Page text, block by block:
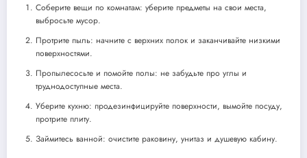
Соберите вещи по комнатам: уберите предметы на свои места,
выбросьте мусор.
Протрите пыль: начните с верхних полок и заканчивайте низкими
поверхностями.
Пропылесосьте и помойте полы: не забудьте про углы и
труднодоступные места.
Уберите кухню: продезинфицируйте поверхности, вымойте посуду,
протрите плиту.
Займитесь ванной: очистите раковину, унитаз и душевую кабину.